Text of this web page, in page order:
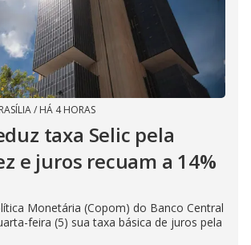
/ HÁ 4 HORAS
taxa Selic pela
e juros recuam a 14%
Monetária (Copom) do Banco Central
feira (5) sua taxa básica de juros pela